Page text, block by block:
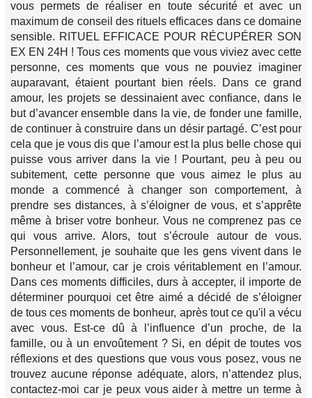
vous permets de réaliser en toute sécurité et avec un
maximum de conseil des rituels efficaces dans ce domaine
sensible. RITUEL EFFICACE POUR RÉCUPÉRER SON
EX EN 24H ! Tous ces moments que vous viviez avec cette
personne, ces moments que vous ne pouviez imaginer
auparavant, étaient pourtant bien réels. Dans ce grand
amour, les projets se dessinaient avec confiance, dans le
but d’avancer ensemble dans la vie, de fonder une famille,
de continuer à construire dans un désir partagé. C’est pour
cela que je vous dis que l’amour est la plus belle chose qui
puisse vous arriver dans la vie ! Pourtant, peu à peu ou
subitement, cette personne que vous aimez le plus au
monde a commencé à changer son comportement, à
prendre ses distances, à s’éloigner de vous, et s’apprête
même à briser votre bonheur. Vous ne comprenez pas ce
qui vous arrive. Alors, tout s’écroule autour de vous.
Personnellement, je souhaite que les gens vivent dans le
bonheur et l’amour, car je crois véritablement en l’amour.
Dans ces moments difficiles, durs à accepter, il importe de
déterminer pourquoi cet être aimé a décidé de s’éloigner
de tous ces moments de bonheur, après tout ce qu'il a vécu
avec vous. Est-ce dû à l’influence d’un proche, de la
famille, ou à un envoûtement ? Si, en dépit de toutes vos
réflexions et des questions que vous vous posez, vous ne
trouvez aucune réponse adéquate, alors, n’attendez plus,
contactez-moi car je peux vous aider à mettre un terme à